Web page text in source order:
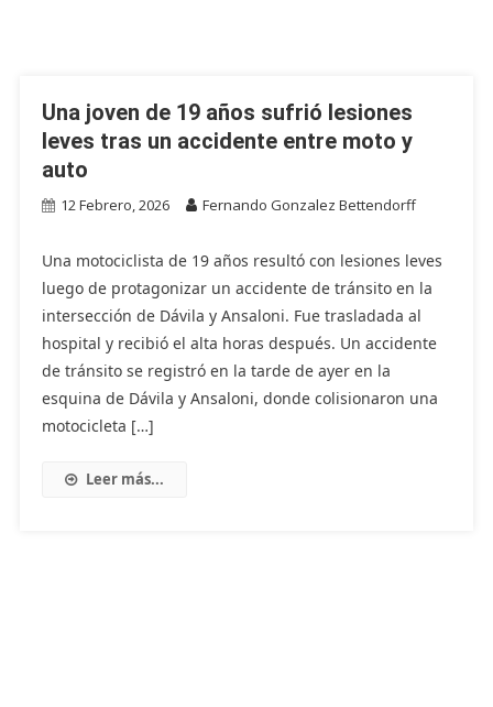
Una joven de 19 años sufrió lesiones
leves tras un accidente entre moto y
auto
12 Febrero, 2026 Fernando Gonzalez Bettendorff
Una motociclista de 19 años resultó con lesiones leves
luego de protagonizar un accidente de tránsito en la
intersección de Dávila y Ansaloni. Fue trasladada al
hospital y recibió el alta horas después. Un accidente
de tránsito se registró en la tarde de ayer en la
esquina de Dávila y Ansaloni, donde colisionaron una
motocicleta […]
Leer más...